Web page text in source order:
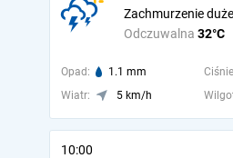
Odczuwalna 32°C
Zachmurzenie
Opad: 1.1 mm
Wiatr:
5 km/h
10:00